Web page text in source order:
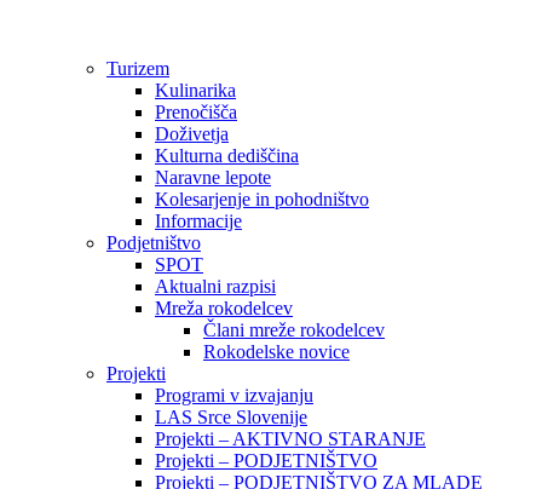
Turizem
Kulinarika
Prenočišča
Doživetja
Kulturna dediščina
Naravne lepote
Kolesarjenje in pohodništvo
Informacije
Podjetništvo
SPOT
Aktualni razpisi
Mreža rokodelcev
Člani mreže rokodelcev
Rokodelske novice
Projekti
Programi v izvajanju
LAS Srce Slovenije
Projekti – AKTIVNO STARANJE
Projekti – PODJETNIŠTVO
Projekti – PODJETNIŠTVO ZA MLADE